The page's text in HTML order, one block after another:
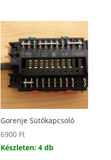
Gorenje Sütőkapcsoló
6900 Ft
Készleten: 4 db